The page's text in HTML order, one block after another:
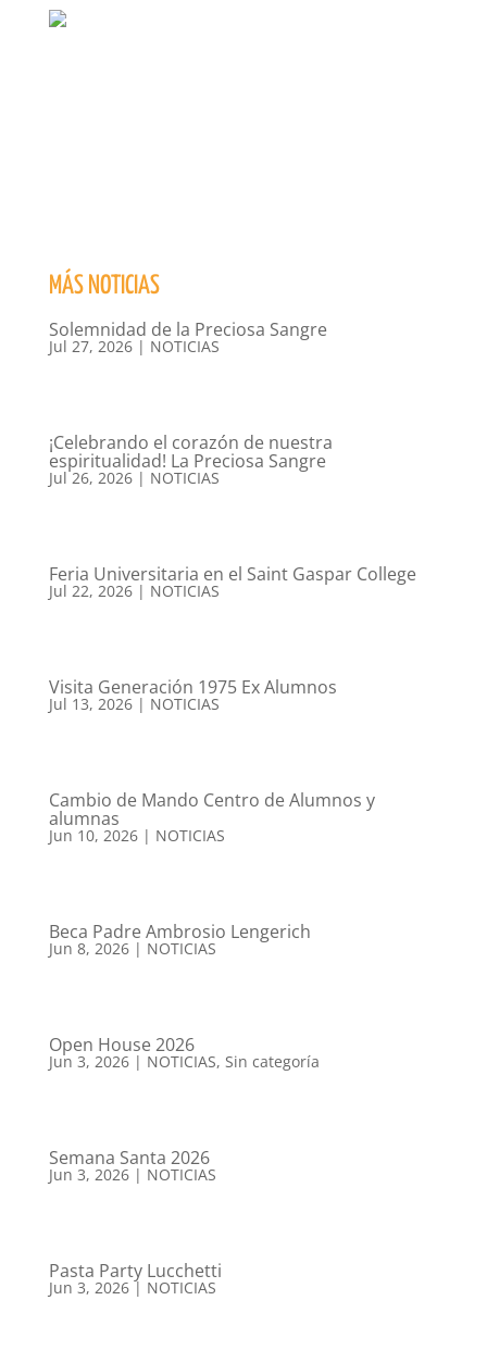
MÁS NOTICIAS
Solemnidad de la Preciosa Sangre
Jul 27, 2026| NOTICIAS
¡Celebrando el corazón de nuestra
espiritualidad! La Preciosa Sangre
Jul 26, 2026| NOTICIAS
Feria Universitaria en el Saint Gaspar College
Jul 22, 2026| NOTICIAS
Visita Generación 1975 Ex Alumnos
Jul 13, 2026| NOTICIAS
Cambio de Mando Centro de Alumnos y
alumnas
Jun 10, 2026| NOTICIAS
Beca Padre Ambrosio Lengerich
Jun 8, 2026| NOTICIAS
Open House 2026
Jun 3, 2026| NOTICIAS, Sin categoría
Semana Santa 2026
Jun 3, 2026| NOTICIAS
Pasta Party Lucchetti
Jun 3, 2026| NOTICIAS